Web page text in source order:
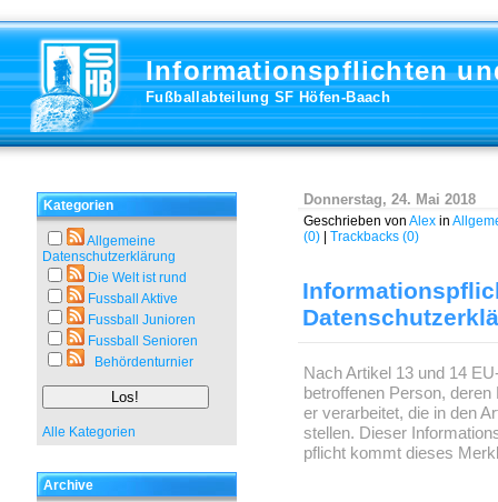
Informationspflichten
Fußballabteilung SF Höfen-Baach
Kategorien
Allgemeine
Datenschutzerklärung
Die Welt ist rund
Fussball Aktive
Fussball Junioren
Fussball Senioren
Behördenturnier
Alle Kategorien
Archive
Donnerstag, 24. Mai 2018
Geschrieben von Alex in
(0)
Trackbacks (0)
Nach Artikel 13 und 14
betroffenen Person, deren
er verarbeitet, die in den
stellen. Dieser
pflicht kommt dieses